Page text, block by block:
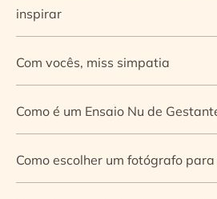
inspirar
Com vocês, miss simpatia
Como é um Ensaio Nu de
Como escolher um fotógrafo